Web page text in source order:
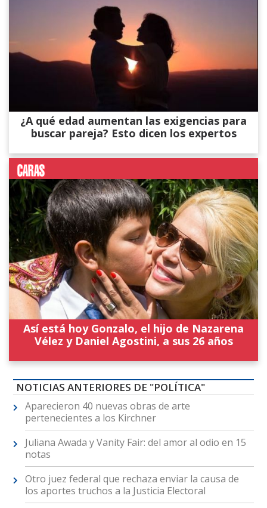
¿A qué edad aumentan las exigencias para
buscar pareja? Esto dicen los expertos
Así está hoy Gonzalo, el hijo de Nazarena
Vélez y Daniel Agostini, a sus 26 años
NOTICIAS ANTERIORES DE "POLÍTICA"
Aparecieron 40 nuevas obras de arte
pertenecientes a los Kirchner
Juliana Awada y Vanity Fair: del amor al odio en 15
notas
Otro juez federal que rechaza enviar la causa de
los aportes truchos a la Justicia Electoral